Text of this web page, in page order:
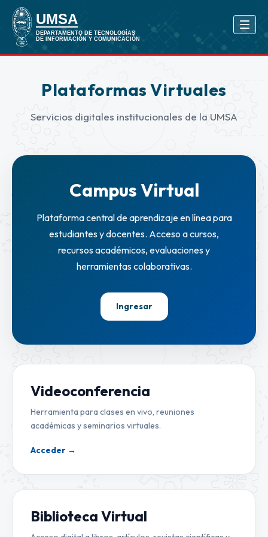
Plataformas Virtuales
Servicios digitales institucionales de la UMSA
Campus Virtual
Plataforma central de aprendizaje en línea para
estudiantes y docentes. Acceso a cursos,
recursos académicos, evaluaciones y
herramientas colaborativas.
Ingresar
Videoconferencia
Herramienta para clases en vivo, reuniones
académicas y seminarios virtuales.
Acceder →
Biblioteca Virtual